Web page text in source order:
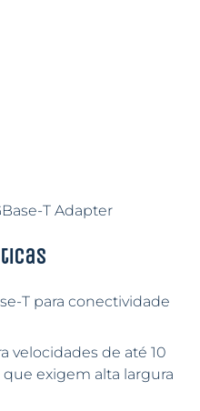
T Adapter
T para conectividade
velocidades de até 10
que exigem alta largura